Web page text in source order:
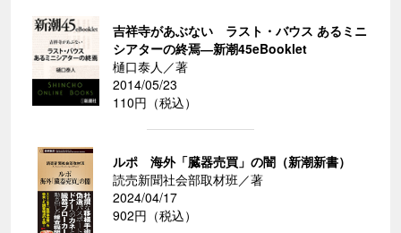
吉祥寺があぶない ラスト・バウス あるミニ
シアターの終焉―新潮45eBooklet
樋口泰人／著
2014/05/23
110円（税込）
ルポ 海外「臓器売買」の闇（新潮新書）
読売新聞社会部取材班／著
2024/04/17
902円（税込）